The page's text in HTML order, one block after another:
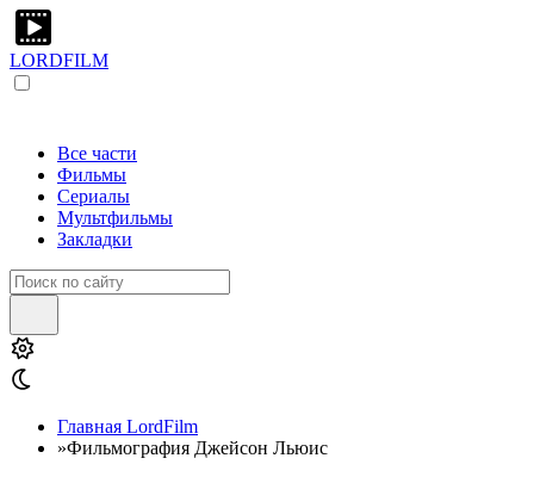
LORDFILM
Все части
Фильмы
Сериалы
Мультфильмы
Закладки
Главная LordFilm
»Фильмография Джейсон Льюис